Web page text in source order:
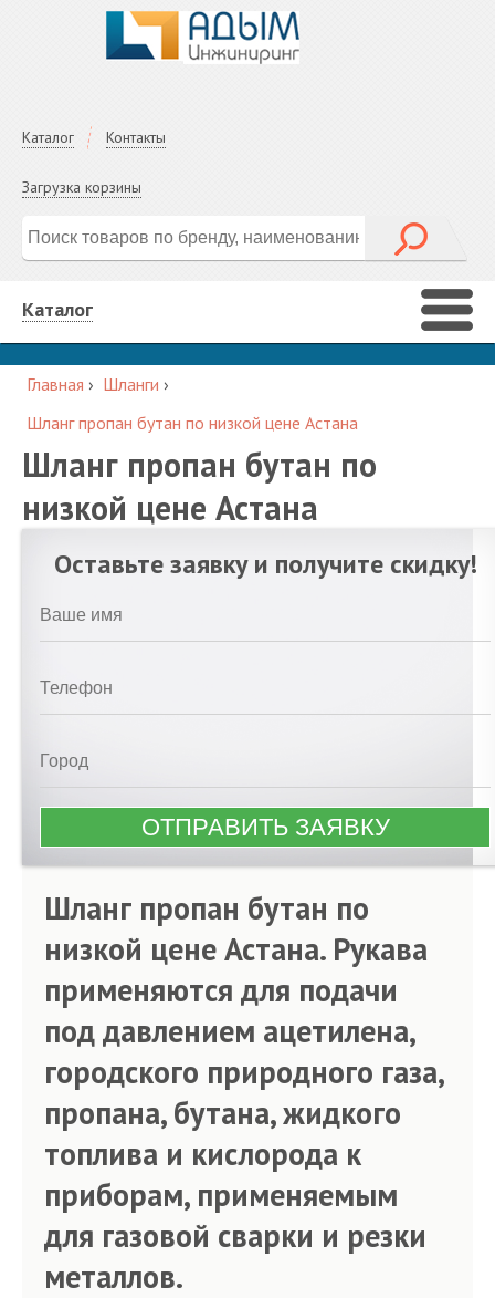
Каталог Контакты
Загрузка корзины
Каталог
Главная › Шланги ›
Шланг пропан бутан по низкой цене Астана
Шланг пропан бутан по
низкой цене Астана
Оставьте заявку и получите скидку!
Шланг пропан бутан по
низкой цене Астана. Рукава
применяются для подачи
под давлением ацетилена,
городского природного газа,
пропана, бутана, жидкого
топлива и кислорода к
приборам, применяемым
для газовой сварки и резки
металлов.